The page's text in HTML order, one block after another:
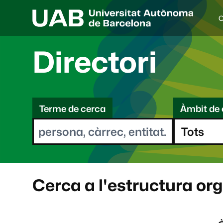
I
d
i
a
e
l
e
o
t
Directori
C
eTerme de cerca Àmbit de
Cerca a l'estructura